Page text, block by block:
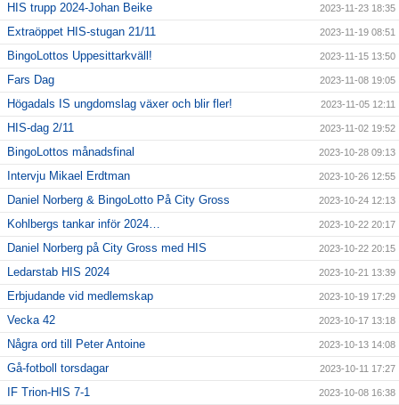
HIS trupp 2024-Johan Beike 2023-11-23 18:35
Extraöppet HIS-stugan 21/11 2023-11-19 08:51
BingoLottos Uppesittarkväll! 2023-11-15 13:50
Fars Dag 2023-11-08 19:05
Högadals IS ungdomslag växer och blir fler! 2023-11-05 12:11
HIS-dag 2/11 2023-11-02 19:52
BingoLottos månadsfinal 2023-10-28 09:13
Intervju Mikael Erdtman 2023-10-26 12:55
Daniel Norberg & BingoLotto På City Gross 2023-10-24 12:13
Kohlbergs tankar inför 2024… 2023-10-22 20:17
Daniel Norberg på City Gross med HIS 2023-10-22 20:15
Ledarstab HIS 2024 2023-10-21 13:39
Erbjudande vid medlemskap 2023-10-19 17:29
Vecka 42 2023-10-17 13:18
Några ord till Peter Antoine 2023-10-13 14:08
Gå-fotboll torsdagar 2023-10-11 17:27
IF Trion-HIS 7-1 2023-10-08 16:38